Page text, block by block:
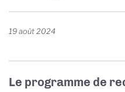
19 août 2024
Le programme de